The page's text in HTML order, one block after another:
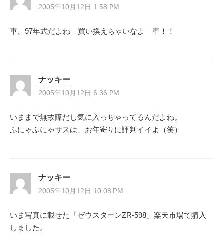
2005年10月12日 1:58 PM
車、97年式だよね 買い換えちゃいなよ 車！！
ナッキー
2005年10月12日 6:36 PM
いままで無故障だし気に入っちゃってるんだよね。
ふにゃふにゃサスは、お年寄りに評判イイよ（笑）
ナッキー
2005年10月12日 10:08 PM
いま写真に載せた「ゼウスターンZR-598」楽天市場で購入
しました。